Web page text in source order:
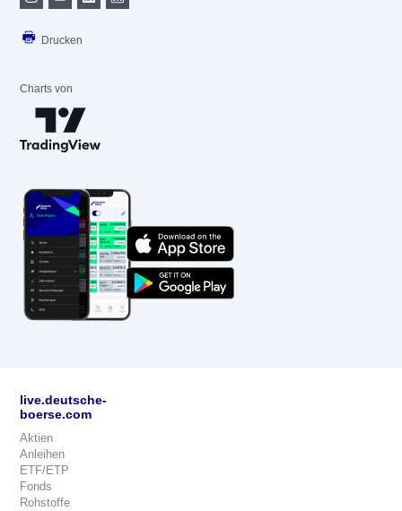
Drucken
Charts von
live.deutsche-
boerse.com
Aktien
Anleihen
ETF/ETP
Fonds
Rohstoffe